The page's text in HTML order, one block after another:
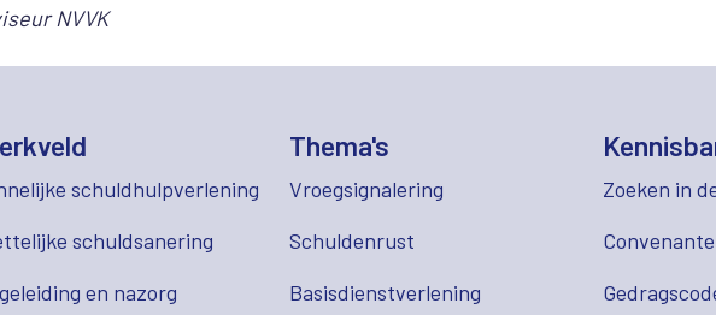
NVVK
schuldhulpverlening
schuldsanering
en nazorg
Thema's
Vroegsignalering
Schuldenrust
Basisdienstverlening
Zoeken in